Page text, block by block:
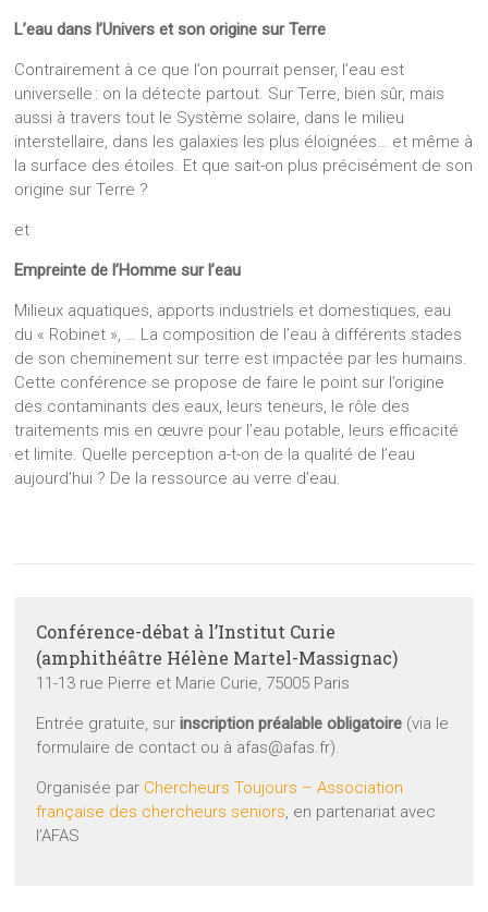
L’eau dans l’Univers et son origine sur Terre
Contrairement à ce que l’on pourrait penser, l’eau est
universelle : on la détecte partout. Sur Terre, bien sûr, mais
aussi à travers tout le Système solaire, dans le milieu
interstellaire, dans les galaxies les plus éloignées… et même à
la surface des étoiles. Et que sait-on plus précisément de son
origine sur Terre ?
et
Empreinte de l’Homme sur l’eau
Milieux aquatiques, apports industriels et domestiques, eau
du « Robinet », … La composition de l’eau à différents stades
de son cheminement sur terre est impactée par les humains.
Cette conférence se propose de faire le point sur l’origine
des contaminants des eaux, leurs teneurs, le rôle des
traitements mis en œuvre pour l’eau potable, leurs efficacité
et limite. Quelle perception a-t-on de la qualité de l’eau
aujourd’hui ? De la ressource au verre d’eau.
Conférence-débat à l’Institut Curie
(amphithéâtre Hélène Martel-Massignac)
11-13 rue Pierre et Marie Curie, 75005 Paris
Entrée gratuite, surinscription préalable obligatoire (via le
formulaire de contact ou à afas@afas.fr).
Organisée par Chercheurs Toujours – Association
française des chercheurs seniors , en partenariat avec
l’AFAS